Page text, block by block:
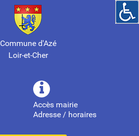
Commune d'Azé
Loir-et-Cher
Accès mairie
Adresse / horaires